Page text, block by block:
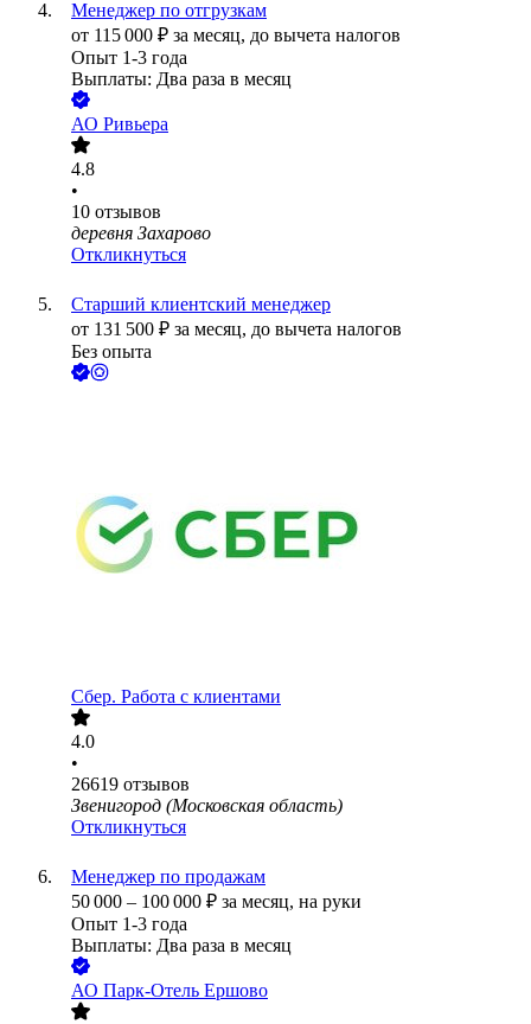
Менеджер по отгрузкам
от 115 000 ₽ за месяц, до вычета налогов
Опыт 1-3 года
Выплаты: Два раза в месяц
АО Ривьера
4.8
•
10 отзывов
деревня Захарово
Откликнуться
Старший клиентский менеджер
от 131 500 ₽ за месяц, до вычета налогов
Без опыта
Сбер. Работа с клиентами
4.0
•
26619 отзывов
Звенигород (Московская область)
Откликнуться
Менеджер по продажам
50 000 – 100 000 ₽ за месяц, на руки
Опыт 1-3 года
Выплаты: Два раза в месяц
АО Парк-Отель Ершово